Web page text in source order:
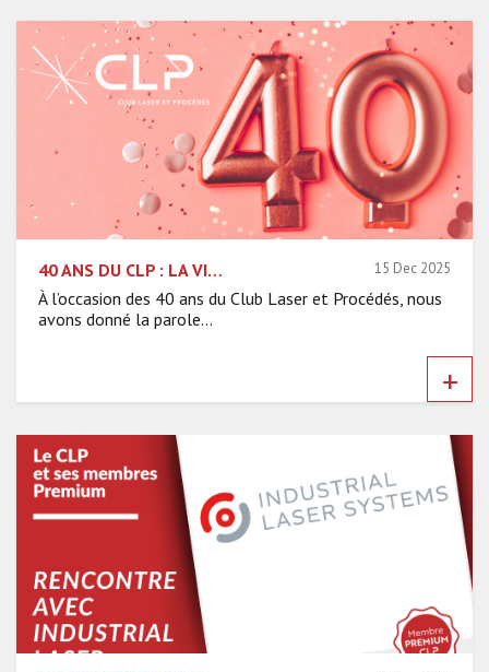
40 ANS DU CLP : LA VISION DE SON PRÉSIDENT, JOHN LOPEZ 15 Dec 2025
À l’occasion des 40 ans du Club Laser et Procédés, nous
avons donné la parole...
+